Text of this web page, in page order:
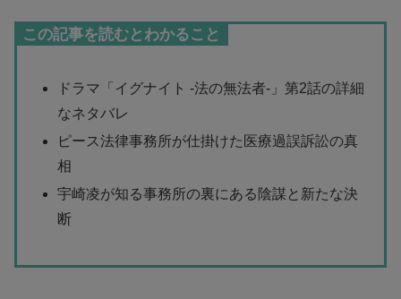
この記事を読むとわかること
ドラマ「イグナイト -法の無法者-」第2話の詳細
なネタバレ
ピース法律事務所が仕掛けた医療過誤訴訟の真
相
宇崎凌が知る事務所の裏にある陰謀と新たな決
断